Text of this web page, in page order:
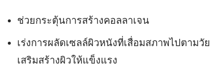
ช่วยกระตุ้นการสร้างคอลลาเจน
เร่งการผลัดเซลล์ผิวหนังที่เสื่อมสภาพไปตามวัย
เสริมสร้างผิวให้แข็งแรง